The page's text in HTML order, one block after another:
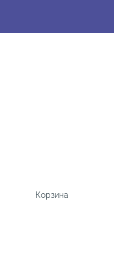
Корзина